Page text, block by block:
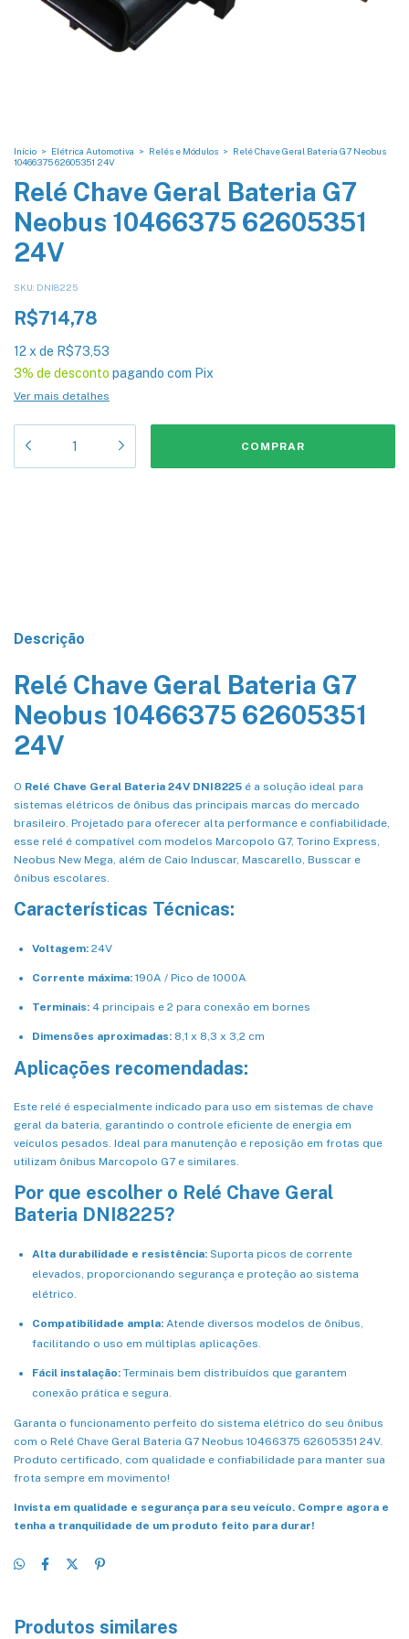
Início > Elétrica Automotiva > Relés e Módulos > Relé Chave Geral Bateria G7 Neobus
10466375 62605351 24V
Relé Chave Geral Bateria G7
Neobus 10466375 62605351
24V
SKU: DNI8225
R$714,78
12 x de R$73,53
3% de desconto pagando com Pix
Ver mais detalhes
Descrição
Relé Chave Geral Bateria G7
Neobus 10466375 62605351
24V
O Relé Chave Geral Bateria 24V DNI8225 é a solução ideal para
sistemas elétricos de ônibus das principais marcas do mercado
brasileiro. Projetado para oferecer alta performance e confiabilidade,
esse relé é compatível com modelos Marcopolo G7, Torino Express,
Neobus New Mega, além de Caio Induscar, Mascarello, Busscar e
ônibus escolares.
Características Técnicas:
Voltagem: 24V
Corrente máxima: 190A / Pico de 1000A
Terminais: 4 principais e 2 para conexão em bornes
Dimensões aproximadas: 8,1 x 8,3 x 3,2 cm
Aplicações recomendadas:
Este relé é especialmente indicado para uso em sistemas de chave
geral da bateria, garantindo o controle eficiente de energia em
veículos pesados. Ideal para manutenção e reposição em frotas que
utilizam ônibus Marcopolo G7 e similares.
Por que escolher o Relé Chave Geral
Bateria DNI8225?
Alta durabilidade e resistência: Suporta picos de corrente
elevados, proporcionando segurança e proteção ao sistema
elétrico.
Compatibilidade ampla: Atende diversos modelos de ônibus,
facilitando o uso em múltiplas aplicações.
Fácil instalação: Terminais bem distribuídos que garantem
conexão prática e segura.
Garanta o funcionamento perfeito do sistema elétrico do seu ônibus
com o Relé Chave Geral Bateria G7 Neobus 10466375 62605351 24V.
Produto certificado, com qualidade e confiabilidade para manter sua
frota sempre em movimento!
Invista em qualidade e segurança para seu veículo. Compre agora e
tenha a tranquilidade de um produto feito para durar!
Produtos similares